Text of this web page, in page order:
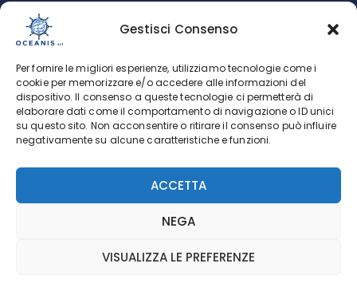
Gestisci Consenso
Per fornire le migliori esperienze, utilizziamo tecnologie come i
cookie per memorizzare e/o accedere alle informazioni del
dispositivo. Il consenso a queste tecnologie ci permetterà di
elaborare dati come il comportamento di navigazione o ID unici
su questo sito. Non acconsentire o ritirare il consenso può influire
negativamente su alcune caratteristiche e funzioni.
ACCETTA
NEGA
VISUALIZZA LE PREFERENZE
Menu
Chi siamo
Servizi
Lavora con noi
Cookie Policy (UE)